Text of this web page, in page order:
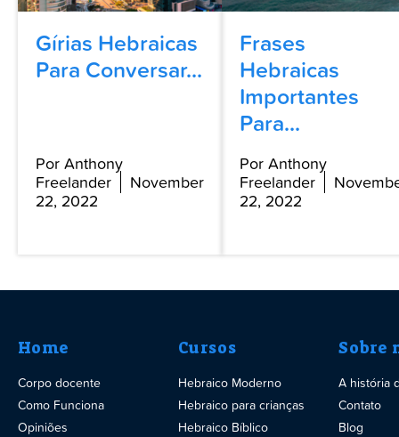
Gírias Hebraicas
Para Conversar...
Por Anthony
Freelander
November
22, 2022
Frases
Hebraicas
Importantes
Para...
Por Anthony
Freelander
22, 2022
Home
Corpo docente
Como Funciona
Opiniões
Cursos
Hebraico Moderno
Hebraico para crianças
Hebraico Bíblico
Sobre
A história
Contato
Blog